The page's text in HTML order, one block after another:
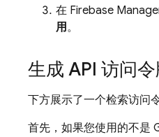
在 Firebase
用。
生成 API 访问
下方展示了一个检索访问
首先，如果您使用的不是